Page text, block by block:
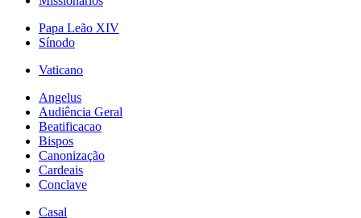
Papa Leão XIV
Sínodo
Vaticano
Angelus
Audiência Geral
Beatificacao
Bispos
Canonização
Cardeais
Conclave
Casal